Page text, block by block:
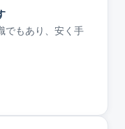
でもあり、安く手